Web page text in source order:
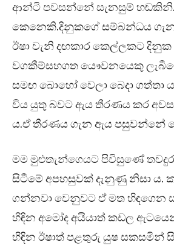
ආන්ටි පවසන්නේ සැනසුම් හඬකිනි.
කෙනෙකි.දිනුකගේ සම්බන්ධය ගැන
ඊෂා වැනි දඟකාර කෙල්ලකට දිනුක
වගකීම්සහගත යෞවනයෙකු
සමඟ බොහෝ වෙලා බෙදා ගත්තා
විය යුතු බවට ඇය තීරණය කර
ය.ඒ තීරණය ගැන ඇය පසුවන්නේ
මම මුළුතැන්ගෙයට පිවිසුණේ
සිටීමේ අපහසුවක් දැනුණු නිසා ය.
ගන්නවා වෙනුවට ඒ මත හිඳගෙන
හිඳින අමෝද අයියාත් කඩල
හිඳින ඊෂාත් පළතුරු යුෂ සකසමින්